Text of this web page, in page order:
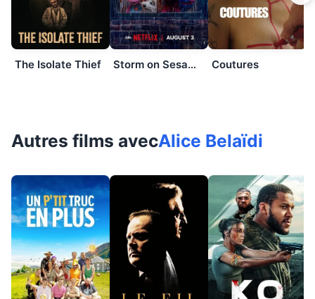
The Isolate Thief Storm on Sesame Street Coutures
Autres films avecAlice Belaïdi